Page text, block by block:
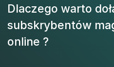
Dlaczego warto
subskrybentów
online ?